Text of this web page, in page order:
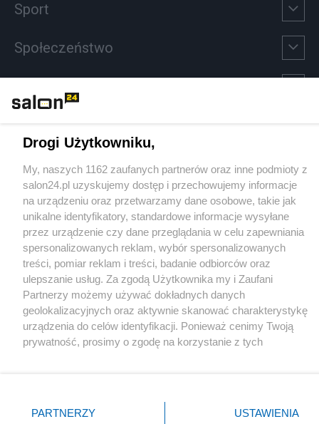
Sport
Społeczeństwo
Web Content Media sp. z o. o. © 2022
Pomoc O nas Praca Reklama Kontakt
Technologię dostarcza: W3media.pl
Drogi Użytkowniku,
My, naszych 1162 zaufanych partnerów oraz inne podmioty z
salon24.pl uzyskujemy dostęp i przechowujemy informacje
na urządzeniu oraz przetwarzamy dane osobowe, takie jak
unikalne identyfikatory, standardowe informacje wysyłane
przez urządzenie czy dane przeglądania w celu zapewniania
spersonalizowanych reklam, wybór spersonalizowanych
treści, pomiar reklam i treści, badanie odbiorców oraz
ulepszanie usług. Za zgodą Użytkownika my i Zaufani
Partnerzy możemy używać dokładnych danych
geolokalizacyjnych oraz aktywnie skanować charakterystykę
urządzenia do celów identyfikacji. Ponieważ cenimy Twoją
prywatność, prosimy o zgodę na korzystanie z tych
dolnym rogu strony
. Niektóre rodzaje przetwarzania
PARTNERZY USTAWIENIA